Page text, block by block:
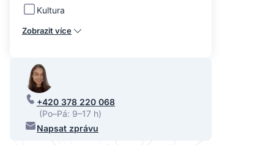
Kultura
Zobrazit více
+420 378 220 068
(Po–Pá: 9–17 h)
Napsat zprávu